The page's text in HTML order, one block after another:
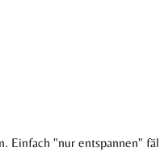
Einfach "nur entspannen"